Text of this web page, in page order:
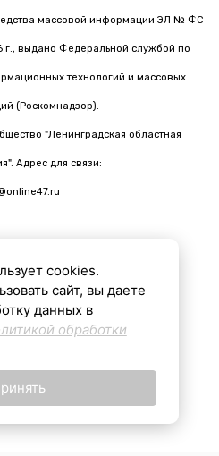
массовой информации ЭЛ № ФС
г., выдано Федеральной службой по
технологий и массовых
(Роскомнадзор).
"Ленинградская областная
Адрес для связи:
подготовлены с помощью ИИ
16+
cookies.
сайт, вы даете
данных в
обработки